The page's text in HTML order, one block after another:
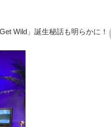
Wild」誕生秘話も明らかに！